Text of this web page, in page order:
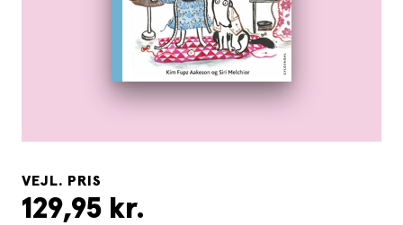
VEJL. PRIS
129,95 kr.